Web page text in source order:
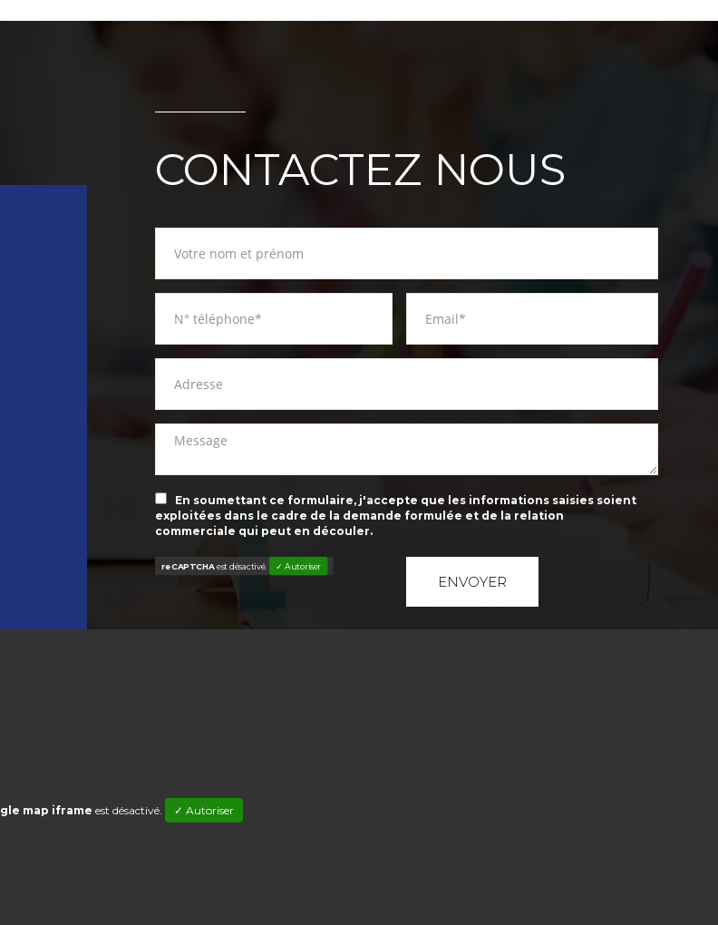
CONTACTEZ NOUS
En soumettant ce formulaire, j'accepte que les informations saisies soient
exploitées dans le cadre de la demande formulée et de la relation
commerciale qui peut en découler.
reCAPTCHAest désactivé. ✓ Autoriser
map iframe est désactivé. ✓ Autoriser